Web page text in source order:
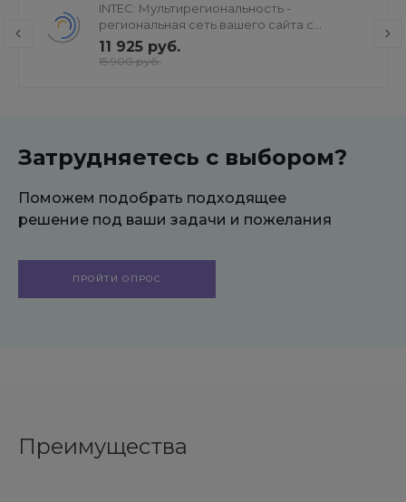
INTEC: Мультирегиональность -
региональная сеть вашего сайта с
продвижением в поисковиках
11 925 руб.
15 900 руб.
Затрудняетесь с выбором?
Поможем подобрать подходящее
решение под ваши задачи и пожелания
ПРОЙТИ ОПРОС
Преимущества